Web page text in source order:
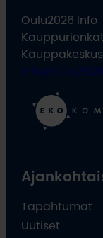
Oulu2026 Info
Tapahtumat
Uutiset